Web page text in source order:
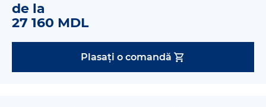
de la
27 160 MDL
Plasați o comandă